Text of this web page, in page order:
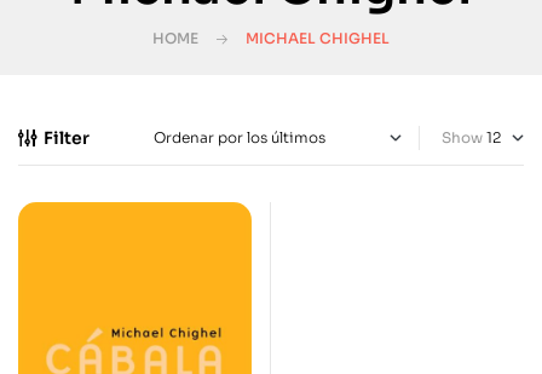
HOME MICHAEL CHIGHEL
Filter Show